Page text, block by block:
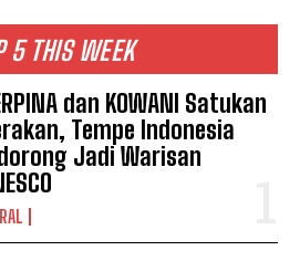
5 THIS WEEK
dan KOWANI Satukan
Tempe Indonesia
Jadi Warisan